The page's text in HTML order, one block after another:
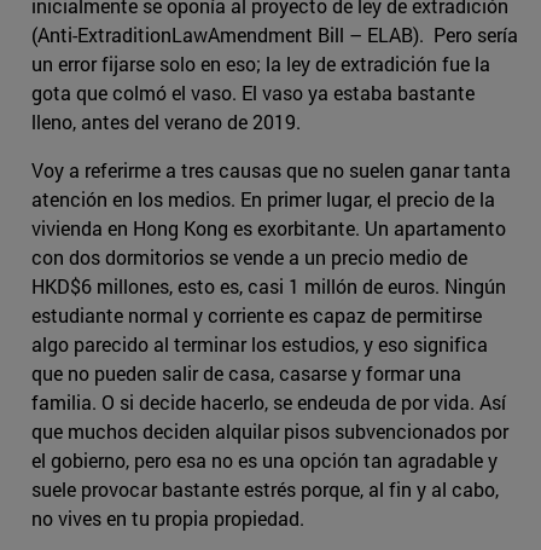
inicialmente se oponía al proyecto de ley de extradición
(Anti-ExtraditionLawAmendment Bill – ELAB). Pero sería
un error fijarse solo en eso; la ley de extradición fue la
gota que colmó el vaso. El vaso ya estaba bastante
lleno, antes del verano de 2019.
Voy a referirme a tres causas que no suelen ganar tanta
atención en los medios. En primer lugar, el precio de la
vivienda en Hong Kong es exorbitante. Un apartamento
con dos dormitorios se vende a un precio medio de
HKD$6 millones, esto es, casi 1 millón de euros. Ningún
estudiante normal y corriente es capaz de permitirse
algo parecido al terminar los estudios, y eso significa
que no pueden salir de casa, casarse y formar una
familia. O si decide hacerlo, se endeuda de por vida. Así
que muchos deciden alquilar pisos subvencionados por
el gobierno, pero esa no es una opción tan agradable y
suele provocar bastante estrés porque, al fin y al cabo,
no vives en tu propia propiedad.